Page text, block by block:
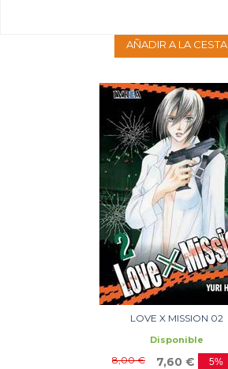
AÑADIR A LA CESTA
LOVE X MISSION 02
Disponible
8,00 € 7,60 € 5%